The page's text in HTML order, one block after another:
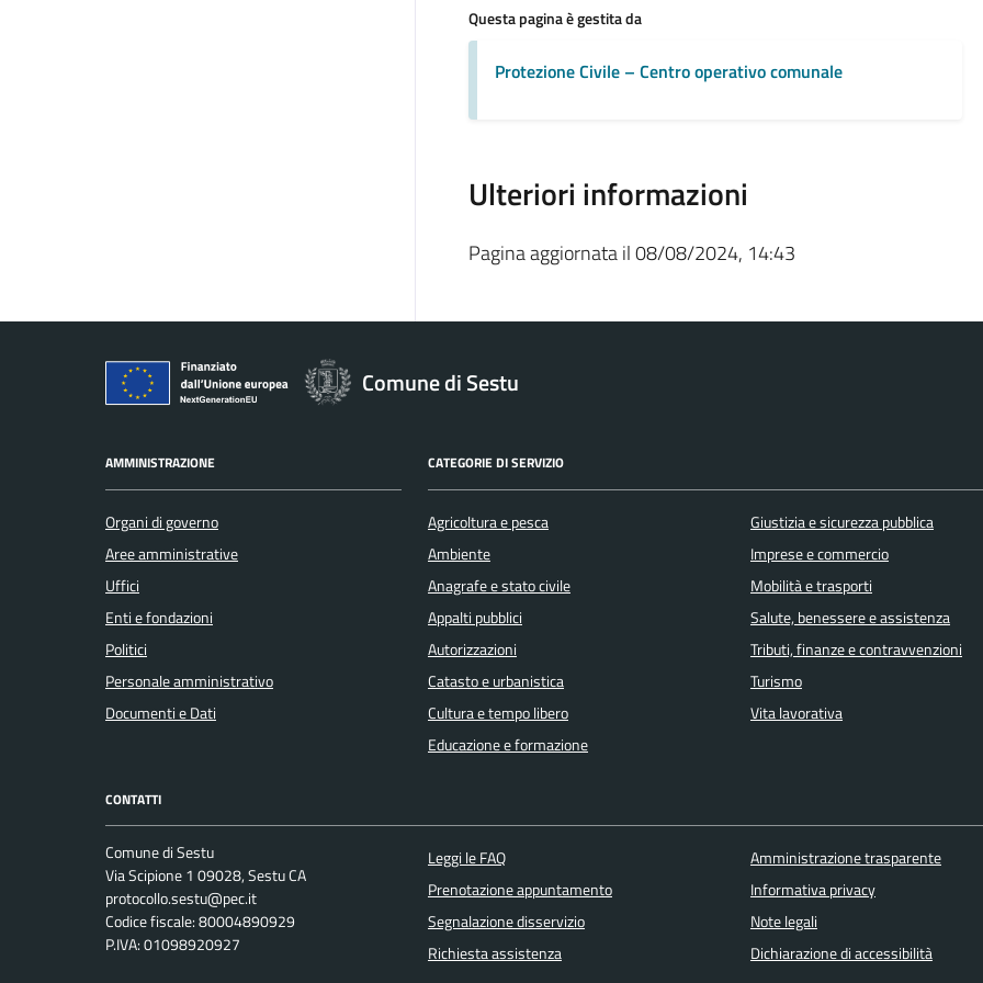
Questa pagina è gestita da
Protezione Civile – Centro operativo comunale
Ulteriori informazioni
Pagina aggiornata il 08/08/2024, 14:43
Comune di Sestu
AMMINISTRAZIONE
Organi di governo
Aree amministrative
Uffici
Enti e fondazioni
Politici
Personale amministrativo
Documenti e Dati
CATEGORIE DI SERVIZIO
Agricoltura e pesca
Ambiente
Anagrafe e stato civile
Appalti pubblici
Autorizzazioni
Catasto e urbanistica
Cultura e tempo libero
Educazione e formazione
Giustizia e sicurezza pubblica
Imprese e commercio
Mobilità e trasporti
Salute, benessere e assistenza
Tributi, finanze e contravvenzioni
Turismo
Vita lavorativa
CONTATTI
Comune di Sestu
Via Scipione 1 09028, Sestu CA
protocollo.sestu@pec.it
Codice fiscale: 80004890929
P.IVA: 01098920927
Leggi le FAQ
Prenotazione appuntamento
Segnalazione disservizio
Richiesta assistenza
Amministrazione trasparente
Informativa privacy
Note legali
Dichiarazione di accessibilità